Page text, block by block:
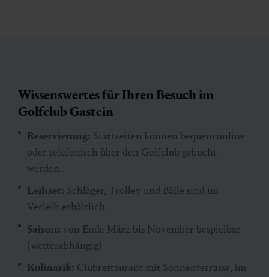
Wissenswertes für Ihren Besuch im
Golfclub Gastein
Reservierung: Startzeiten können bequem online
oder telefonisch über den Golfclub gebucht
werden.
Leihset: Schläger, Trolley und Bälle sind im
Verleih erhältlich.
Saison: von Ende März bis November bespielbar
(wetterabhängig)
Kulinarik: Clubrestaurant mit Sonnenterrasse, im